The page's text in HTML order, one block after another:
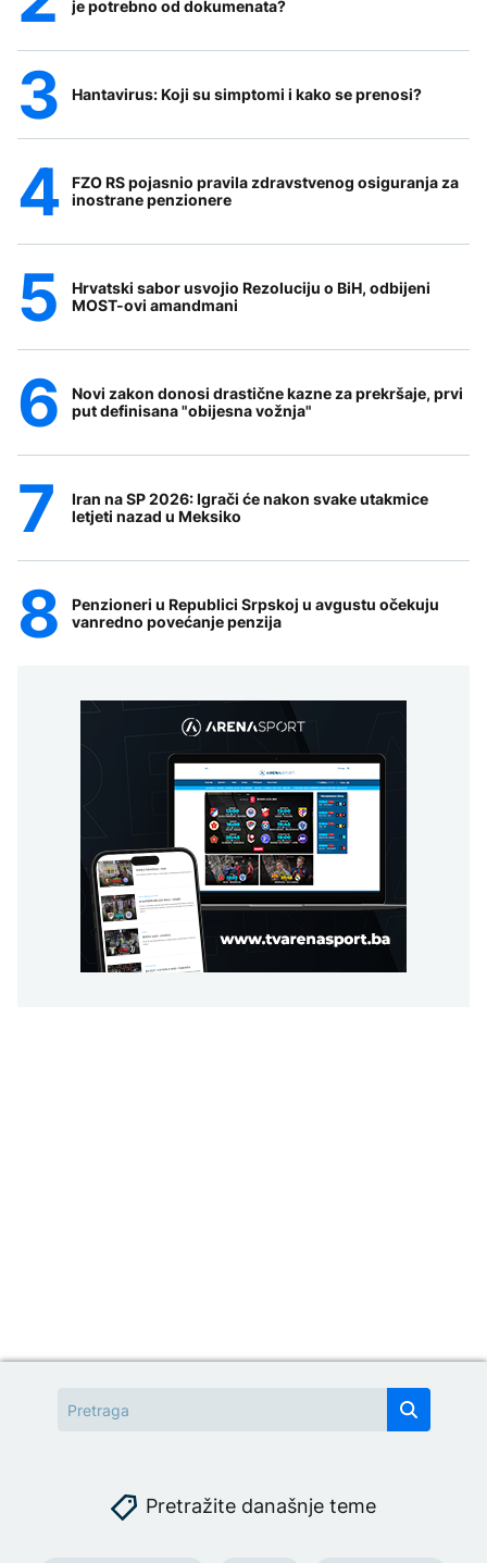
je potrebno od dokumenata?
Hantavirus: Koji su simptomi i kako se prenosi?
FZO RS pojasnio pravila zdravstvenog osiguranja za
inostrane penzionere
Hrvatski sabor usvojio Rezoluciju o BiH, odbijeni
MOST-ovi amandmani
Novi zakon donosi drastične kazne za prekršaje, prvi
put definisana "obijesna vožnja"
Iran na SP 2026: Igrači će nakon svake utakmice
letjeti nazad u Meksiko
Penzioneri u Republici Srpskoj u avgustu očekuju
vanredno povećanje penzija
Pretražite današnje teme